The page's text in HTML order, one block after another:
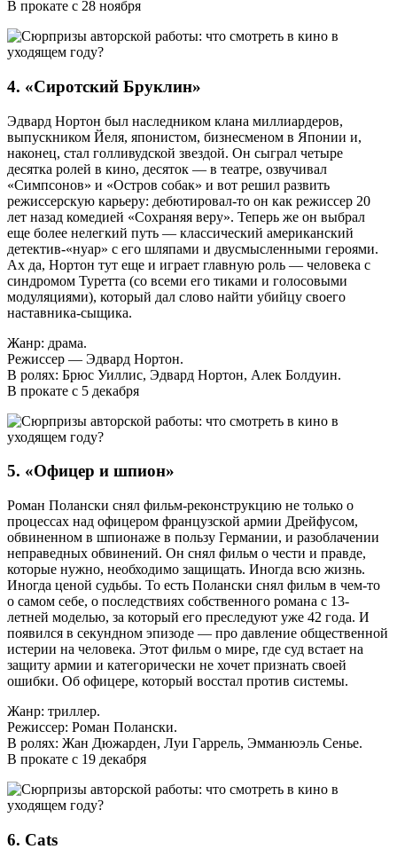
В прокате с 28 ноября
4. «Сиротский Бруклин»
Эдвард Нортон был наследником клана миллиардеров,
выпускником Йеля, японистом, бизнесменом в Японии и,
наконец, стал голливудской звездой. Он сыграл четыре
десятка ролей в кино, десяток — в театре, озвучивал
«Симпсонов» и «Остров собак» и вот решил развить
режиссерскую карьеру: дебютировал-то он как режиссер 20
лет назад комедией «Сохраняя веру». Теперь же он выбрал
еще более нелегкий путь — классический американский
детектив-«нуар» с его шляпами и дву­смысленными героями.
Ах да, Нортон тут еще и играет главную роль — человека с
синдромом Туретта (со всеми его тиками и голосовыми
модуляциями), который дал слово найти убийцу своего
наставника-сыщика.
Жанр: драма.
Режиссер — Эдвард Нортон.
В ролях: Брюс Уиллис, Эдвард Нортон, Алек Болдуин.
В прокате с 5 декабря
5. «Офицер и шпион»
Роман Полански снял фильм-реконструкцию не только о
процессах над офицером французской армии Дрейфусом,
обвиненном в шпионаже в пользу Германии, и разоблачении
неправедных обвинений. Он снял фильм о чести и правде,
которые нужно, необходимо защищать. Иногда всю жизнь.
Иногда ценой судьбы. То есть Полански снял фильм в чем-то
о самом себе, о последствиях собственного романа с 13-
летней моделью, за который его преследуют уже 42 года. И
появился в секундном эпизоде — про давление общественной
истерии на человека. Этот фильм о мире, где суд встает на
защиту армии и категорически не хочет признать своей
ошибки. Об офицере, который восстал против системы.
Жанр: триллер.
Режиссер: Роман Полански.
В ролях: Жан Дюжарден, Луи Гаррель, Эмманюэль Сенье.
В прокате с 19 декабря
6. Cats